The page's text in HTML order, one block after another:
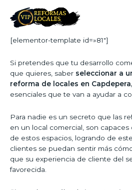
[elementor-template id=»81″]
Si pretendes que tu desarrollo
que quieres, saber seleccionar a
reforma de locales en Capdepera,
esenciales que te van a ayudar a
Para nadie es un secreto que las
en un local comercial, son
de estos espacios, logrando de
clientes se puedan sentir más
que su experiencia de cliente del
favorecida.